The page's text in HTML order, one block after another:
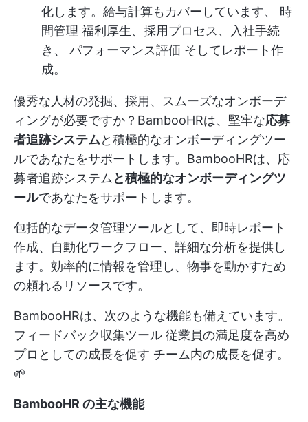
化します。給与計算もカバーしています、 時
間管理 福利厚生、採用プロセス、入社手続
き、 パフォーマンス評価 そしてレポート作
成。
優秀な人材の発掘、採用、スムーズなオンボーデ
ィングが必要ですか？BambooHRは、堅牢な応募
者追跡システムと積極的なオンボーディングツー
ルであなたをサポートします。BambooHRは、応
募者追跡システム と積極的なオンボーディングツ
ールであなたをサポートします。
包括的なデータ管理ツールとして、即時レポート
作成、自動化ワークフロー、詳細な分析を提供し
ます。効率的に情報を管理し、物事を動かすため
の頼れるリソースです。
BambooHRは、次のような機能も備えています。
フィードバック収集ツール 従業員の満足度を高め
プロとしての成長を促す チーム内の成長を促す。
🌱
BambooHR の主な機能